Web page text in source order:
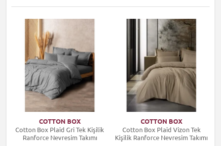
COTTON BOX
Cotton Box Plaid Gri Tek Kişilik
Ranforce Nevresim Takımı
COTTON BOX
Cotton Box Plaid Vizon Tek
Kişilik Ranforce Nevresim Takımı